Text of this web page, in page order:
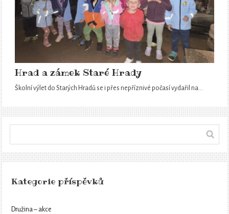
Hrad a zámek Staré Hrady
Školní výlet do Starých Hradů se i přes nepříznivé počasí vydařil na…
Kategorie příspěvků
Družina – akce